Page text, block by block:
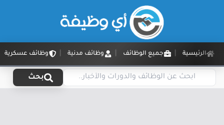
الرئيسية جميع الوظائف وظائف مدنية وظائف عسكرية
بحث